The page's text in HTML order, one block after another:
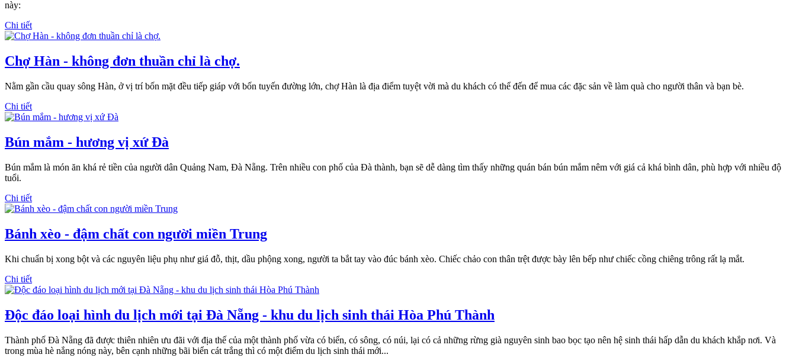
này:
Chi tiết
Chợ Hàn - không đơn thuần chỉ là chợ.
Nằm gần cầu quay sông Hàn, ở vị trí bốn mặt đều tiếp giáp với bốn tuyến đường lớn, chợ Hàn là địa điểm tuyệt vời mà du khách có thể đến để mua các đặc sản về làm quà cho người thân và bạn bè.
Chi tiết
Bún mắm - hương vị xứ Đà
Bún mắm là món ăn khá rẻ tiền của người dân Quảng Nam, Đà Nẵng. Trên nhiều con phố của Đà thành, bạn sẽ dễ dàng tìm thấy những quán bán bún mắm nêm với giá cả khá bình dân, phù hợp với nhiều độ
tuổi.
Chi tiết
Bánh xèo - đậm chất con người miền Trung
Khi chuẩn bị xong bột và các nguyên liệu phụ như giá đỗ, thịt, dầu phộng xong, người ta bắt tay vào đúc bánh xèo. Chiếc chảo con thân trệt được bày lên bếp như chiếc cồng chiêng trông rất lạ mắt.
Chi tiết
Độc đáo loại hình du lịch mới tại Đà Nẵng - khu du lịch sinh thái Hòa Phú Thành
Thành phố Đà Nẵng đã được thiên nhiên ưu đãi với địa thế của một thành phố vừa có biển, có sông, có núi, lại có cả những rừng già nguyên sinh bao bọc tạo nên hệ sinh thái hấp dẫn du khách khắp nơi. Và
trong mùa hè nắng nóng này, bên cạnh những bãi biển cát trắng thì có một điểm du lịch sinh thái mới...